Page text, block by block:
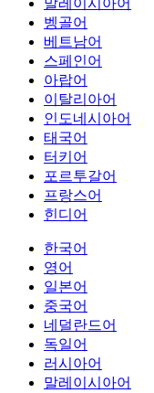
말레이시아어
벵골어
베트남어
스페인어
아랍어
이탈리아어
인도네시아어
태국어
터키어
포르투갈어
프랑스어
힌디어
한국어
영어
일본어
중국어
네덜란드어
독일어
러시아어
말레이시아어